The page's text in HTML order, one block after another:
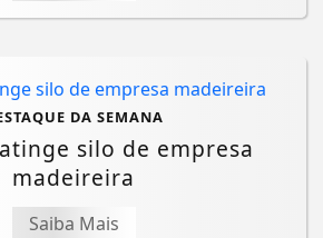
DA SEMANA
silo de empresa
madeireira
Saiba Mais